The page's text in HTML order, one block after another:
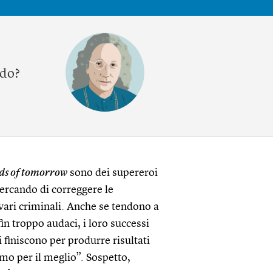
of tomorrow sono dei supereroi
di correggere le
criminali. Anche se tendono a
troppo audaci, i loro successi
finiscono per produrre risultati
per il meglio”. Sospetto,